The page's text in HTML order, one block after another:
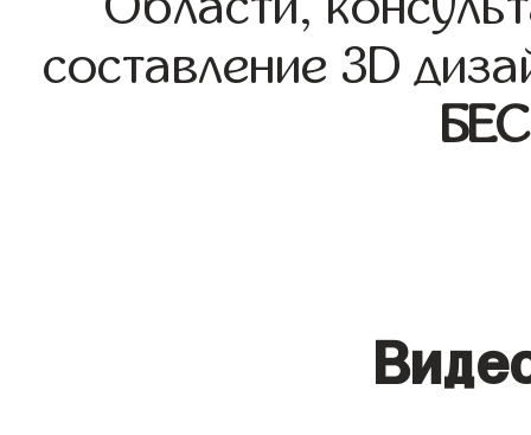
составление 3D